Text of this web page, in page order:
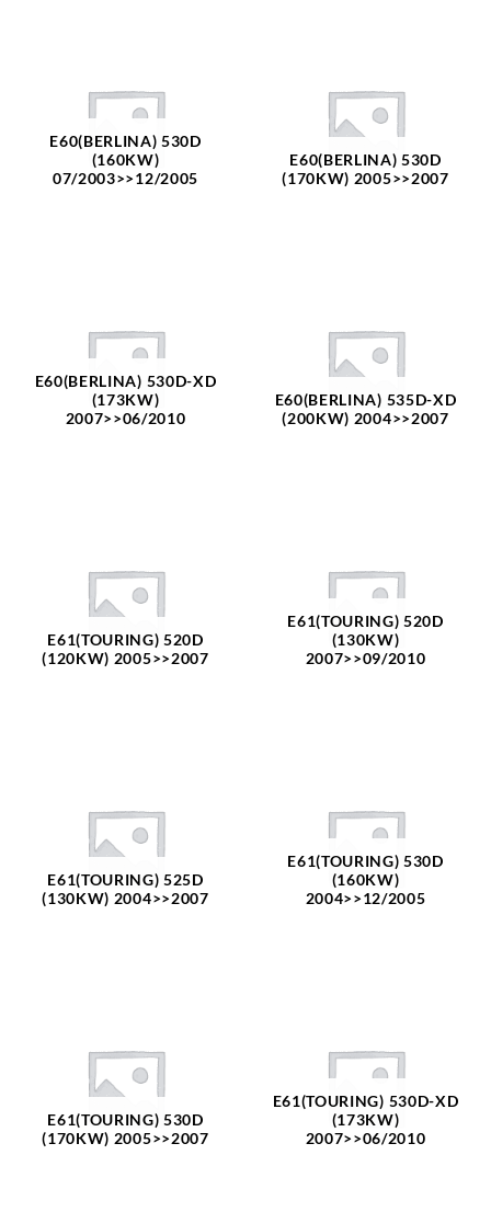
E60(BERLINA) 530D
(160KW)
07/2003>>12/2005
E60(BERLINA) 530D
(170KW) 2005>>2007
E60(BERLINA) 530D-XD
(173KW)
2007>>06/2010
E60(BERLINA) 535D-XD
(200KW) 2004>>2007
E61(TOURING) 520D
(120KW) 2005>>2007
E61(TOURING) 520D
(130KW)
2007>>09/2010
E61(TOURING) 525D
(130KW) 2004>>2007
E61(TOURING) 530D
(160KW)
2004>>12/2005
E61(TOURING) 530D
(170KW) 2005>>2007
E61(TOURING) 530D-XD
(173KW)
2007>>06/2010